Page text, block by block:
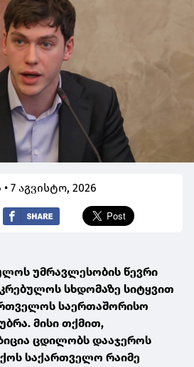
• 7 აგვისტო, 2026
უმრავლესობის წევრი
სხდომაზე სიტყვით
საერთაშორისო
მისი თქმით,
ცდილობს დააჯეროს
საქართველო რაიმე